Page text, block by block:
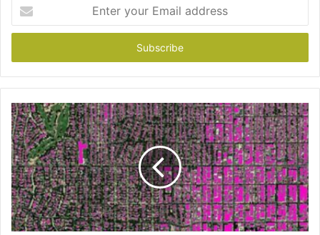
t
r
y
u
r
E
m
a
i
l
a
d